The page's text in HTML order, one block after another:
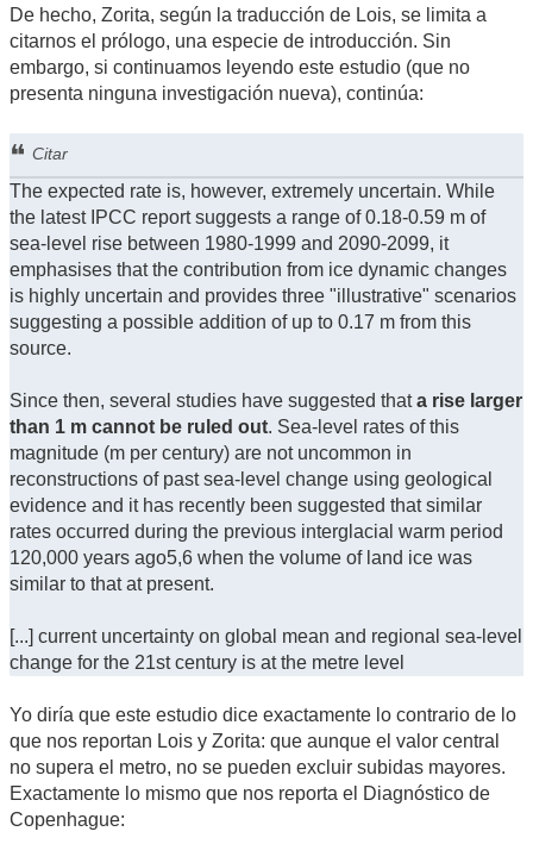
De hecho, Zorita, según la traducción de Lois, se limita a
citarnos el prólogo, una especie de introducción. Sin
embargo, si continuamos leyendo este estudio (que no
presenta ninguna investigación nueva), continúa:
Citar
The expected rate is, however, extremely uncertain. While
the latest IPCC report suggests a range of 0.18-0.59 m of
sea-level rise between 1980-1999 and 2090-2099, it
emphasises that the contribution from ice dynamic changes
is highly uncertain and provides three "illustrative" scenarios
suggesting a possible addition of up to 0.17 m from this
source.
Since then, several studies have suggested thata rise larger
than 1 m cannot be ruled out. Sea-level rates of this
magnitude (m per century) are not uncommon in
reconstructions of past sea-level change using geological
evidence and it has recently been suggested that similar
rates occurred during the previous interglacial warm period
120,000 years ago5,6 when the volume of land ice was
similar to that at present.
[...] current uncertainty on global mean and regional sea-level
change for the 21st century is at the metre level
Yo diría que este estudio dice exactamente lo contrario de lo
que nos reportan Lois y Zorita: que aunque el valor central
no supera el metro, no se pueden excluir subidas mayores.
Exactamente lo mismo que nos reporta el Diagnóstico de
Copenhague: